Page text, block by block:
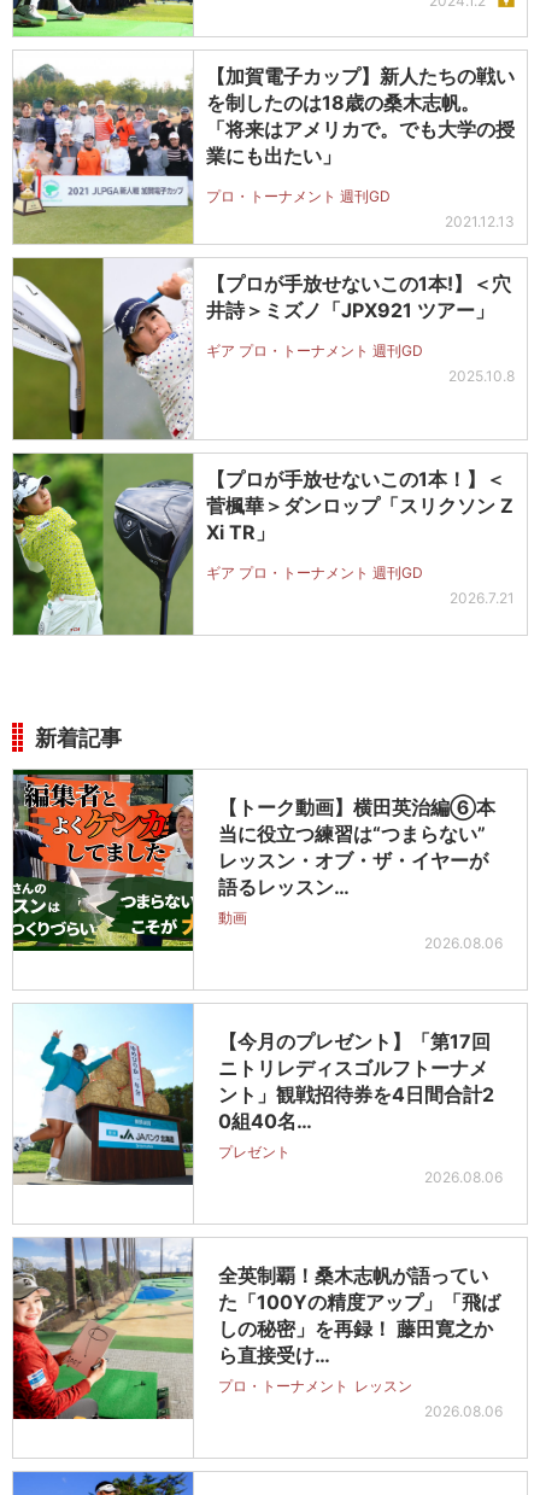
【加賀電子カップ】新人たちの戦い
を制したのは18歳の桑木志帆。
「将来はアメリカで。でも大学の授
業にも出たい」
プロ・トーナメント 週刊GD
2021.12.13
【プロが手放せないこの1本!】＜穴
井詩＞ミズノ「JPX921 ツアー」
ギア プロ・トーナメント 週刊GD
2025.10.8
【プロが手放せないこの1本！】＜
菅楓華＞ダンロップ「スリクソン Z
Xi TR」
ギア プロ・トーナメント 週刊GD
2026.7.21
新着記事
【トーク動画】横田英治編⑥本
当に役立つ練習は“つまらない”
レッスン・オブ・ザ・イヤーが
語るレッスン…
動画
2026.08.06
【今月のプレゼント】「第17回
ニトリレディスゴルフトーナメ
ント」観戦招待券を4日間合計2
0組40名…
プレゼント
2026.08.06
全英制覇！桑木志帆が語ってい
た「100Yの精度アップ」「飛ば
しの秘密」を再録！ 藤田寛之か
ら直接受け…
プロ・トーナメント レッスン
2026.08.06